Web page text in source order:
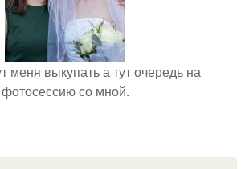
меня выкупать а тут очередь на
фотосессию со мной.